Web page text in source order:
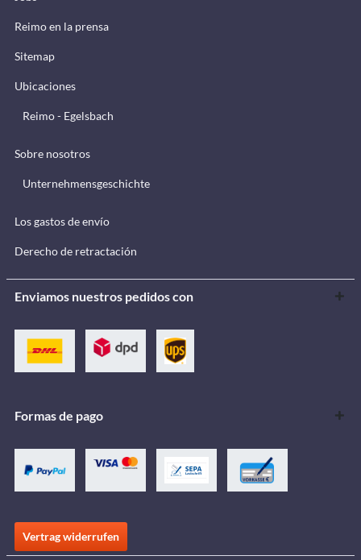
Reimo en la prensa
Sitemap
Ubicaciones
Reimo - Egelsbach
Sobre nosotros
Unternehmensgeschichte
Los gastos de envío
Derecho de retractación
Enviamos nuestros pedidos con
Formas de pago
Vertrag widerrufen